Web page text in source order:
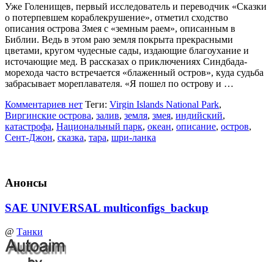
Уже Голенищев, первый исследователь и переводчик «Сказки
о потерпевшем кораблекрушение», отметил сходство
описания острова Змея с «земным раем», описанным в
Библии. Ведь в этом раю земля покрыта прекрасными
цветами, кругом чудесные сады, издающие благоухание и
источающие мед. В рассказах о приключениях Синдбада-
морехода часто встречается «блаженный остров», куда судьба
забрасывает мореплавателя. «Я пошел по острову и …
Комментариев нет Теги: Virgin Islands National Park,
Виргинские острова, залив, земля, змея, индийский,
катастрофа, Национальный парк, океан, описание, остров,
Сент-Джон, сказка, тара, шри-ланка
Анонсы
SAE UNIVERSAL multiconfigs_backup
@ Танки